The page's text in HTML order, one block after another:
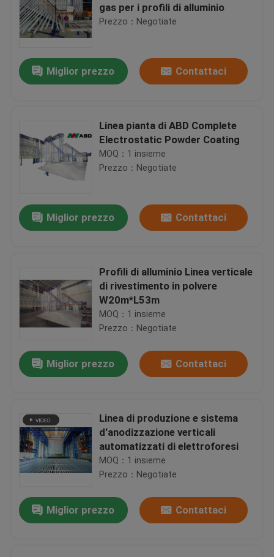
gas per i profili di alluminio
Prezzo：Negotiate
Miglior prezzo Contattaci
Linea pianta di ABD Complete
Electrostatic Powder Coating
MOQ：1 insieme
Prezzo：Negotiate
Miglior prezzo Contattaci
Profili di alluminio Linea verticale
di rivestimento in polvere
W20m*L53m
MOQ：1 insieme
Prezzo：Negotiate
Miglior prezzo Contattaci
Linea di produzione e sistema
d'anodizzazione verticali
automatizzati di elettroforesi
MOQ：1 insieme
Prezzo：Negotiate
Miglior prezzo Contattaci